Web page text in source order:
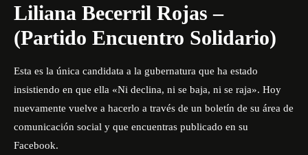
Liliana Becerril Rojas –
(Partido Encuentro Solidario)
Esta es la única candidata a la gubernatura que ha estado
insistiendo en que ella «Ni declina, ni se baja, ni se raja». Hoy
nuevamente vuelve a hacerlo a través de un boletín de su área de
comunicación social y que encuentras publicado en su
Facebook.